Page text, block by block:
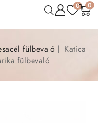
0 0
fülbevaló
Katica
fülbevaló